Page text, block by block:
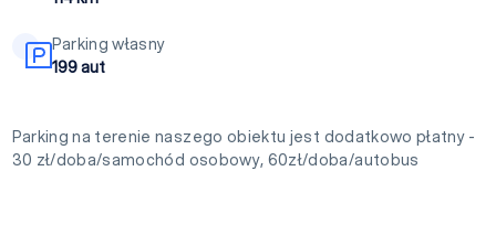
Parking własny
199 aut
Parking na terenie naszego obiektu jest dodatkowo płatny -
30 zł/doba/samochód osobowy, 60zł/doba/autobus